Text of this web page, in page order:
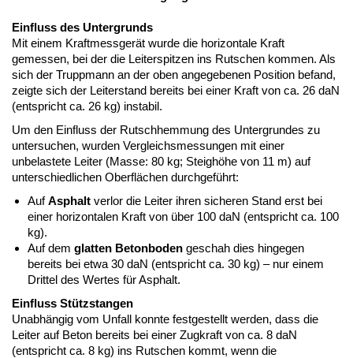
Einfluss des Untergrunds
Mit einem Kraftmessgerät wurde die horizontale Kraft
gemessen, bei der die Leiterspitzen ins Rutschen kommen. Als
sich der Truppmann an der oben angegebenen Position befand,
zeigte sich der Leiterstand bereits bei einer Kraft von ca. 26 daN
(entspricht ca. 26 kg) instabil.
Um den Einfluss der Rutschhemmung des Untergrundes zu
untersuchen, wurden Vergleichsmessungen mit einer
unbelastete Leiter (Masse: 80 kg; Steighöhe von 11 m) auf
unterschiedlichen Oberflächen durchgeführt:
AufAsphalt verlor die Leiter ihren sicheren Stand erst bei
einer horizontalen Kraft von über 100 daN (entspricht ca. 100
kg).
Auf dem glatten Betonboden geschah dies hingegen
bereits bei etwa 30 daN (entspricht ca. 30 kg) – nur einem
Drittel des Wertes für Asphalt.
Einfluss Stützstangen
Unabhängig vom Unfall konnte festgestellt werden, dass die
Leiter auf Beton bereits bei einer Zugkraft von ca. 8 daN
(entspricht ca. 8 kg) ins Rutschen kommt, wenn die